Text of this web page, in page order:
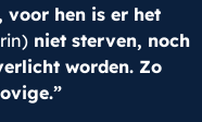
voor hen is er het
niet sterven, noch
worden. Zo